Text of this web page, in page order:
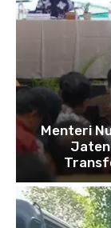
Menteri